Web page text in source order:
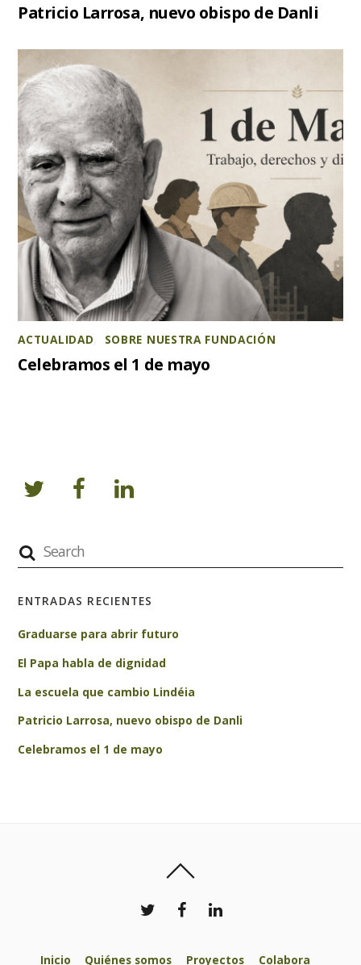
Patricio Larrosa, nuevo obispo de Danli
ACTUALIDAD SOBRE NUESTRA FUNDACIÓN
Celebramos el 1 de mayo
ENTRADAS RECIENTES
Graduarse para abrir futuro
El Papa habla de dignidad
La escuela que cambio Lindéia
Patricio Larrosa, nuevo obispo de Danli
Celebramos el 1 de mayo
Inicio Quiénes somos Proyectos Colabora